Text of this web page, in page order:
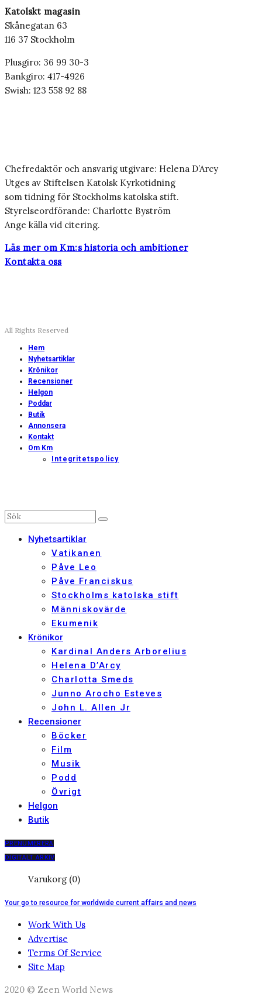
Katolskt magasin
Skånegatan 63
116 37 Stockholm
Plusgiro: 36 99 30-3
Bankgiro: 417-4926
Swish: 123 558 92 88
Chefredaktör och ansvarig utgivare: Helena D’Arcy
Utges av Stiftelsen Katolsk Kyrkotidning
som tidning för Stockholms katolska stift.
Styrelseordförande: Charlotte Byström
Ange källa vid citering.
Läs mer om Km:s historia och ambitioner
Kontakta oss
All Rights Reserved
Hem
Nyhetsartiklar
Krönikor
Recensioner
Helgon
Poddar
Butik
Annonsera
Kontakt
Om Km
Integritetspolicy
Nyhetsartiklar
Vatikanen
Påve Leo
Påve Franciskus
Stockholms katolska stift
Människovärde
Ekumenik
Krönikor
Kardinal Anders Arborelius
Helena D’Arcy
Charlotta Smeds
Junno Arocho Esteves
John L. Allen Jr
Recensioner
Böcker
Film
Musik
Podd
Övrigt
Helgon
Butik
PRENUMERERA
DIGITALT ARKIV
Varukorg (0)
Your go to resource for worldwide current affairs and news
Work With Us
Advertise
Terms Of Service
Site Map
2020 © Zeen World News